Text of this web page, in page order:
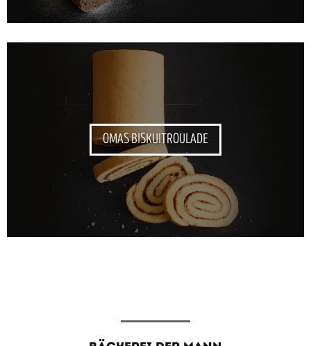
OMAS BISKUITROULADE